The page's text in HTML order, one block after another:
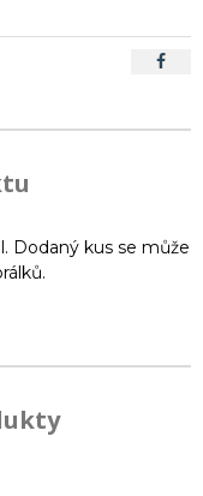
Dodaný kus se může